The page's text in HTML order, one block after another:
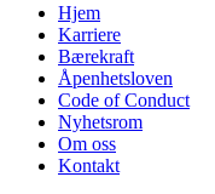
Hjem
Karriere
Bærekraft
Åpenhetsloven
Code of Conduct
Nyhetsrom
Om oss
Kontakt